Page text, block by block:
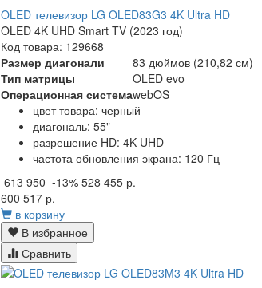
OLED телевизор LG OLED83G3 4K Ultra HD
OLED 4K UHD Smart TV (2023 год)
Код товара: 129668
Размер диагонали
83 дюймов (210,82 см)
Тип матрицы
OLED evo
Операционная системаwebOS
цвет товара: черный
диагональ: 55"
разрешение HD: 4K UHD
частота обновления экрана: 120 Гц
613 950 -13% 528 455 р.
600 517 р.
в корзину
В избранное
Сравнить